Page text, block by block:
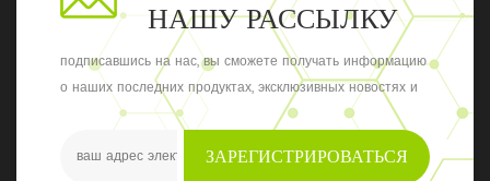
НАШУ РАССЫЛКУ
подписавшись на нас, вы сможете получать информацию
о наших последних продуктах, эксклюзивных новостях и
обновлениях, последние местные события
ЗАРЕГИСТРИРОВАТЬСЯ